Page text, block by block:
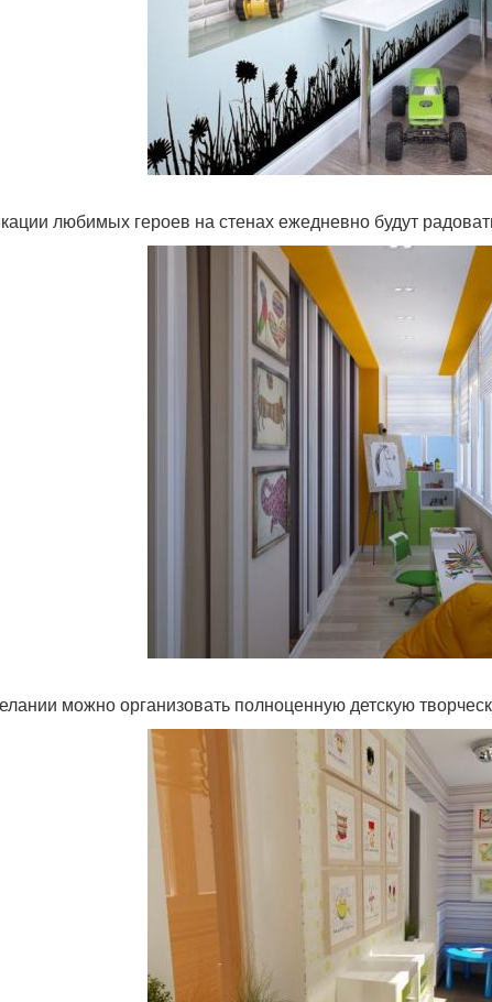
любимых героев на стенах ежедневно будут
можно организовать полноценную детскую